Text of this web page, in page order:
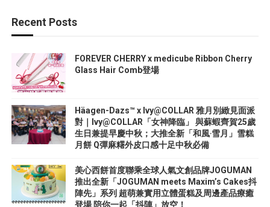
Recent Posts
FOREVER CHERRY x medicube Ribbon Cherry
Glass Hair Comb登場
Häagen-Dazs™ x Ivy@COLLAR 雅月別緻見面派
對｜Ivy@COLLAR「女神降臨」 與蘇蝦齊賀25歲
生日兼提早慶中秋；大推全新「和風‧雪月」雪糕
月餅 Q彈麻糬外皮口感十足中秋必備
美心西餅首度聯乘全球人氣文創品牌JOGUMAN
推出全新「JOGUMAN meets Maxim’s Cakes抖
陣先」系列 超萌兼實用立體蛋糕及周邊產品療癒
登場 陪你一起「抖陣」放空！